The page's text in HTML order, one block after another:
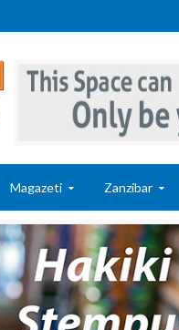
Magazeti Zanzibar